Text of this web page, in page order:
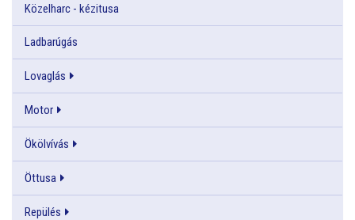
Közelharc - kézitusa
Ladbarúgás
Lovaglás
Motor
Ökölvívás
Öttusa
Repülés